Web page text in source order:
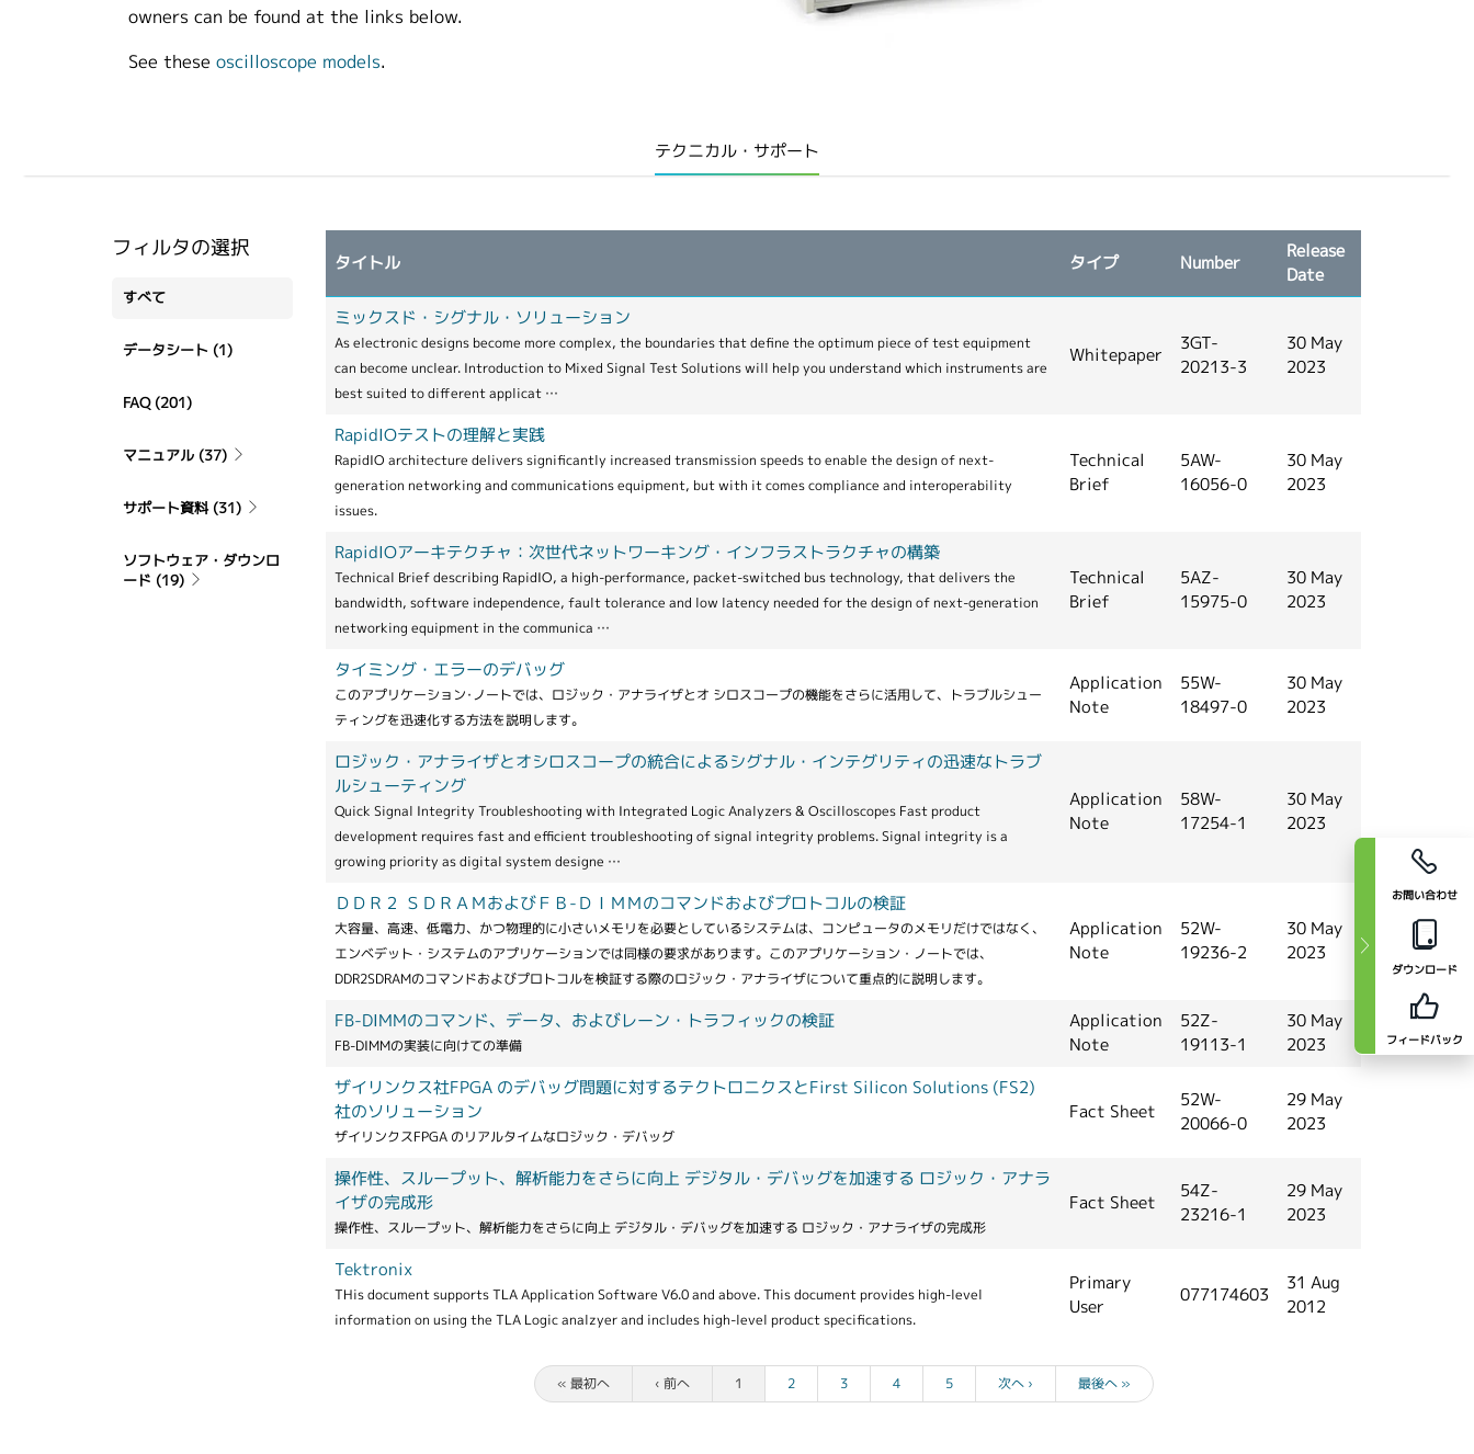
お問い合わせ
ダウンロード
フィードバック
owners can be found at the links below.
See these oscilloscope models.
テクニカル・サポート
フィルタの選択
すべて
データシート (1)
FAQ (201)
マニュアル (37)
サポート資料 (31)
ソフトウェア・ダウンロ
ード (19)
タイトル タイプ Number
Release
Date
ミックスド・シグナル・ソリューション
As electronic designs become more complex, the boundaries that define the optimum piece of test equipment
can become unclear. Introduction to Mixed Signal Test Solutions will help you understand which instruments are
best suited to different applicat …
Whitepaper
3GT-
20213-3
30 May
2023
RapidIOテストの理解と実践
RapidIO architecture delivers significantly increased transmission speeds to enable the design of next-
generation networking and communications equipment, but with it comes compliance and interoperability
issues.
Technical
Brief
5AW-
16056-0
30 May
2023
RapidIOアーキテクチャ：次世代ネットワーキング・インフラストラクチャの構築
Technical Brief describing RapidIO, a high-performance, packet-switched bus technology, that delivers the
bandwidth, software independence, fault tolerance and low latency needed for the design of next-generation
networking equipment in the communica …
Technical
Brief
5AZ-
15975-0
30 May
2023
タイミング・エラーのデバッグ
このアプリケーション･ノートでは、ロジック・アナライザとオ シロスコープの機能をさらに活用して、トラブルシュー
ティングを迅速化する方法を説明します。
Application
Note
55W-
18497-0
30 May
2023
ロジック・アナライザとオシロスコープの統合によるシグナル・インテグリティの迅速なトラブ
ルシューティング
Quick Signal Integrity Troubleshooting with Integrated Logic Analyzers & Oscilloscopes Fast product
development requires fast and efficient troubleshooting of signal integrity problems. Signal integrity is a
growing priority as digital system designe …
Application
Note
58W-
17254-1
30 May
2023
ＤＤＲ２ ＳＤＲＡＭおよびＦＢ-ＤＩＭＭのコマンドおよびプロトコルの検証
大容量、高速、低電力、かつ物理的に小さいメモリを必要としているシステムは、コンピュータのメモリだけではなく、
エンベデット・システムのアプリケーションでは同様の要求があります。このアプリケーション・ノートでは、
DDR2SDRAMのコマンドおよびプロトコルを検証する際のロジック・アナライザについて重点的に説明します。
Application
Note
52W-
19236-2
30 May
2023
FB-DIMMのコマンド、データ、およびレーン・トラフィックの検証
FB-DIMMの実装に向けての準備
Application
Note
52Z-
19113-1
30 May
2023
ザイリンクス社FPGA のデバッグ問題に対するテクトロニクスとFirst Silicon Solutions (FS2)
社のソリューション
ザイリンクスFPGA のリアルタイムなロジック・デバッグ
Fact Sheet
52W-
20066-0
29 May
2023
操作性、スループット、解析能力をさらに向上 デジタル・デバッグを加速する ロジック・アナラ
イザの完成形
操作性、スループット、解析能力をさらに向上 デジタル・デバッグを加速する ロジック・アナライザの完成形
Fact Sheet
54Z-
23216-1
29 May
2023
Tektronix
THis document supports TLA Application Software V6.0 and above. This document provides high-level
information on using the TLA Logic analzyer and includes high-level product specifications.
Primary
User
077174603
31 Aug
2012
« 最初へ ‹ 前へ 1 2 3 4 5 次へ › 最後へ »